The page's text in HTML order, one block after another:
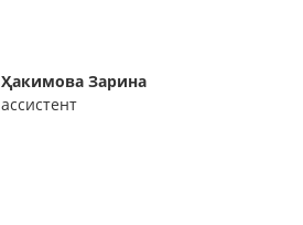
Ҳакимова Зарина
ассистент